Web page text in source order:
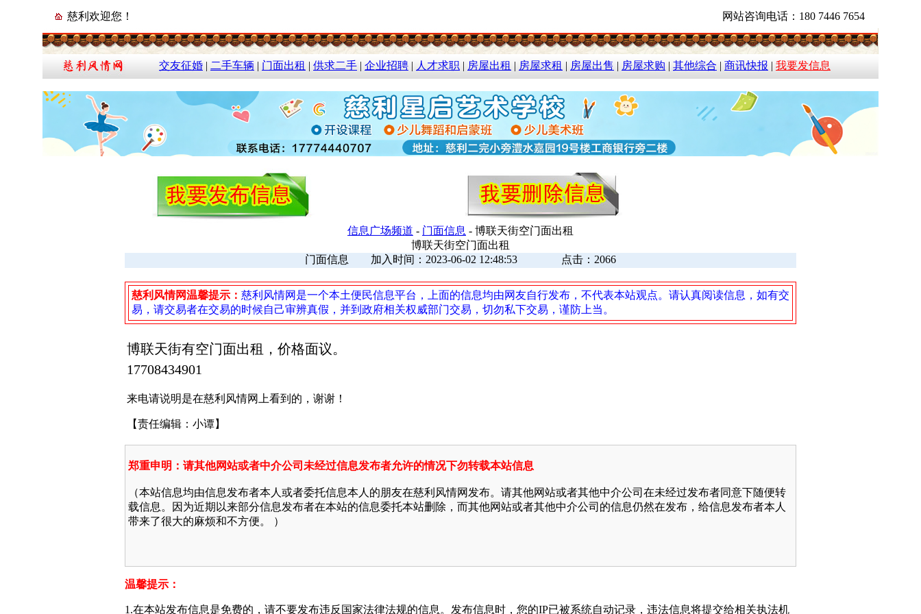
慈利欢迎您！ 网站咨询电话：180 7446 7654
交友征婚 | 二手车辆 | 门面出租 | 供求二手 | 企业招聘 | 人才求职 | 房屋出租 | 房屋求租 | 房屋出售 | 房屋求购 | 其他综合 | 商讯快报 | 我要发信息
信息广场频道 - 门面信息 - 博联天街空门面出租
博联天街空门面出租
门面信息 加入时间：2023-06-02 12:48:53 点击：2066
慈利风情网温馨提示： 慈利风情网是一个本土便民信息平台，上面的信息均由网友自行发布，不代表本站观点。请认真阅读信息，如有交
易，请交易者在交易的时候自己审辨真假，并到政府相关权威部门交易，切勿私下交易，谨防上当。
博联天街有空门面出租，价格面议。
17708434901
来电请说明是在慈利风情网上看到的，谢谢！
【责任编辑：小谭】
郑重申明：请其他网站或者中介公司未经过信息发布者允许的情况下勿转载本站信息
（本站信息均由信息发布者本人或者委托信息本人的朋友在慈利风情网发布。请其他网站或者其他中介公司在未经过发布者同意下随便转
载信息。因为近期以来部分信息发布者在本站的信息委托本站删除，而其他网站或者其他中介公司的信息仍然在发布，给信息发布者本人
带来了很大的麻烦和不方便。 ）
温馨提示：
1.在本站发布信息是免费的，请不要发布违反国家法律法规的信息。发布信息时，您的IP已被系统自动记录，违法信息将提交给相关执法机